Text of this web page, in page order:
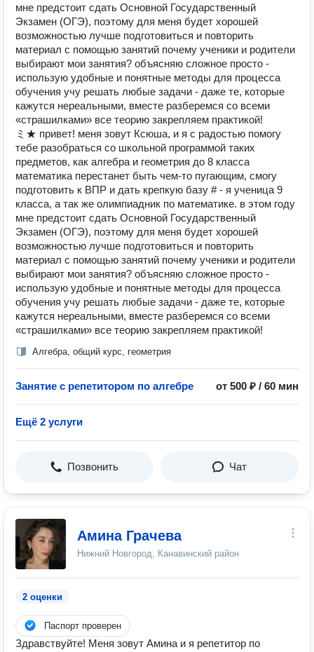
мне предстоит сдать Основной Государственный
Экзамен (ОГЭ), поэтому для меня будет хорошей
возможностью лучше подготовиться и повторить
материал с помощью занятий почему ученики и родители
выбирают мои занятия? объясняю сложное просто -
использую удобные и понятные методы для процесса
обучения учу решать любые задачи - даже те, которые
кажутся нереальными, вместе разберемся со всеми
«страшилками» все теорию закрепляем практикой!
ミ★ привет! меня зовут Ксюша, и я с радостью помогу
тебе разобраться со школьной программой таких
предметов, как алгебра и геометрия до 8 класса
математика перестанет быть чем-то пугающим, смогу
подготовить к ВПР и дать крепкую базу # - я ученица 9
класса, а так же олимпиадник по математике. в этом году
мне предстоит сдать Основной Государственный
Экзамен (ОГЭ), поэтому для меня будет хорошей
возможностью лучше подготовиться и повторить
материал с помощью занятий почему ученики и родители
выбирают мои занятия? объясняю сложное просто -
использую удобные и понятные методы для процесса
обучения учу решать любые задачи - даже те, которые
кажутся нереальными, вместе разберемся со всеми
«страшилками» все теорию закрепляем практикой!
Алгебра, общий курс, геометрия
Занятие с репетитором по алгебре от 500 ₽ / 60 мин
Ещё 2 услуги
Позвонить Чат
Амина Грачева
Нижний Новгород, Канавинский район
2 оценки
Паспорт проверен
Здравствуйте! Меня зовут Амина и я репетитор по